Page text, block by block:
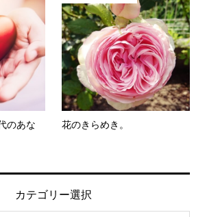
のあな
花のきらめき。
カテゴリー選択